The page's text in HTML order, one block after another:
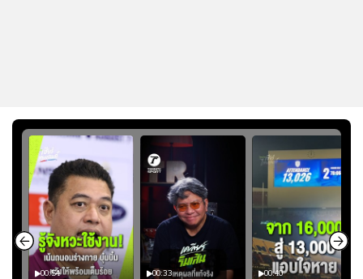
00:54 00:33 00:40